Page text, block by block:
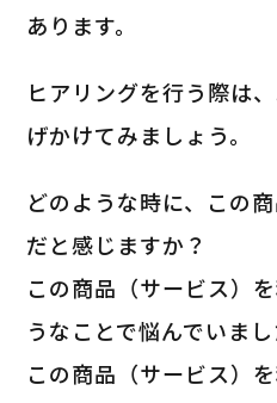
あります。
ヒアリングを行う際は
げかけてみましょう。
どのような時に、この
だと感じますか？
この商品（サービス）を
うなことで悩んでいまし
この商品（サービス）を